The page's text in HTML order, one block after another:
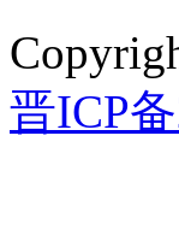
晋ICP